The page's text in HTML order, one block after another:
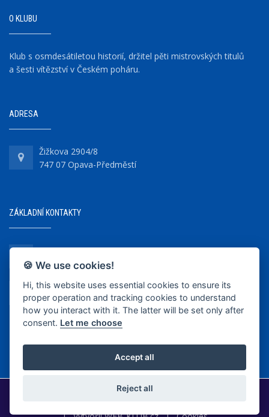
O KLUBU
Klub s osmdesátiletou historií, držitel pěti mistrovských titulů
a šesti vítězství v Českém poháru.
ADRESA
Žižkova 2904/8
747 07 Opava-Předměstí
ZÁKLADNÍ KONTAKTY
+420 737 218 679
info@bkopava.cz
www.bkopava.cz
2020-2025 © BK Opava
🍪 We use cookies!
Hi, this website uses essential cookies to ensure its
proper operation and tracking cookies to understand
how you interact with it. The latter will be set only after
consent. Let me choose
Accept all
Reject all